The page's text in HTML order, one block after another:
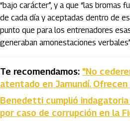
“bajo carácter”, y a que “las bromas
de cada día y aceptadas dentro de
punto que para los entrenadores
generaban amonestaciones
Te recomendamos: "No
atentado en Jamundí. Ofrecen
Benedetti cumplió
por caso de corrupción en la